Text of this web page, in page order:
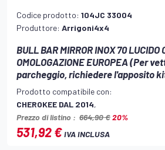
Codice prodotto: 104JC 33004
Produttore: Arrigoni4x4
BULL BAR MIRROR INOX 70 LUCIDO
OMOLOGAZIONE EUROPEA (Per
parcheggio, richiedere l'apposito
Prodotto compatibile con:
CHEROKEE DAL 2014,
Prezzo di listino : 664,90 €20%
531,92 €IVA INCLUSA